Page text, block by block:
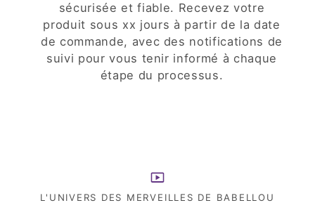
sécurisée et fiable. Recevez votre
produit sous xx jours à partir de la date
de commande, avec des notifications de
suivi pour vous tenir informé à chaque
étape du processus.
L'UNIVERS DES MERVEILLES DE BABELLOU